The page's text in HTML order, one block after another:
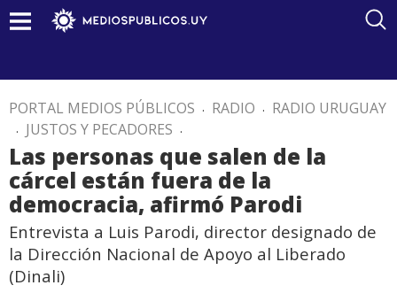
PORTAL MEDIOS PÚBLICOS . RADIO . RADIO URUGUAY
. JUSTOS Y PECADORES .
Las personas que salen de la
cárcel están fuera de la
democracia, afirmó Parodi
Entrevista a Luis Parodi, director designado de
la Dirección Nacional de Apoyo al Liberado
(Dinali)